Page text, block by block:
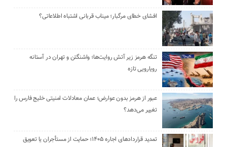
افشای خطای مرگبار؛ میناب قربانی اشتباه اطلاعاتی؟
تنگه هرمز زیر آتش روایت‌ها؛ واشنگتن و تهران در آستانه
رویارویی تازه
عبور از هرمز بدون عوارض؛ عمان معادلات امنیتی خلیج فارس را
تغییر می‌دهد؟
تمدید قراردادهای اجاره ۱۴۰۵؛ حمایت از مستأجران یا تعویق